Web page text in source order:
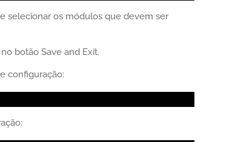
selecionar os módulos que devem ser
botão Save and Exit.
configuração: